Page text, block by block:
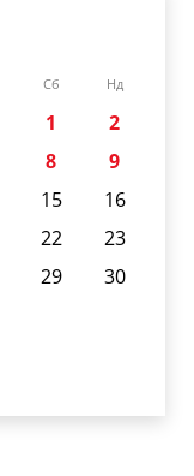
Сб Нд
1
2
8
9
15
16
22
23
29
30